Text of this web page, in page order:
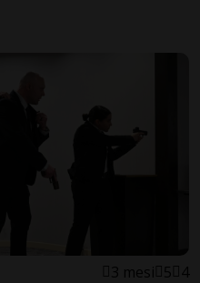
3 mesi 5 4